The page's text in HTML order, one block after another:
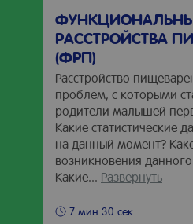
РАССТРОЙСТВА
(ФРП)
Расстройство
проблем, с которыми
родители малышей
Какие статистические
на данный момент?
возникновения
Какие... Развернуть
7 мин 30 сек